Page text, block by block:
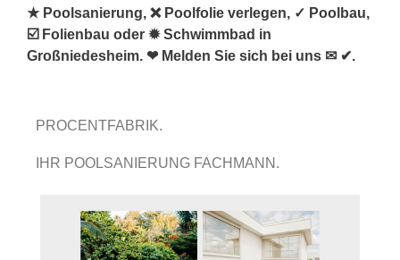
★ Poolsanierung, ❌ Poolfolie verlegen, ✓ Poolbau,
☑️ Folienbau oder ✹ Schwimmbad in
Großniedesheim. ❤ Melden Sie sich bei uns ✉ ✔.
PROCENTFABRIK.
IHR POOLSANIERUNG FACHMANN.